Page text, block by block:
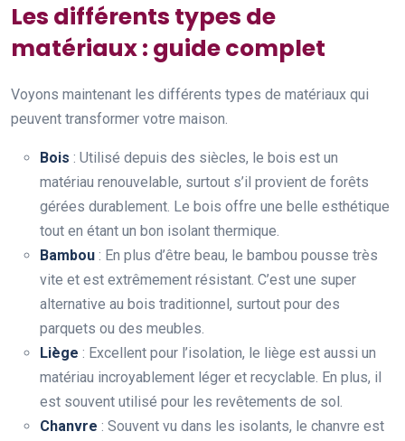
Les différents types de
matériaux : guide complet
Voyons maintenant les différents types de matériaux qui
peuvent transformer votre maison.
Bois : Utilisé depuis des siècles, le bois est un
matériau renouvelable, surtout s’il provient de forêts
gérées durablement. Le bois offre une belle esthétique
tout en étant un bon isolant thermique.
Bambou : En plus d’être beau, le bambou pousse très
vite et est extrêmement résistant. C’est une super
alternative au bois traditionnel, surtout pour des
parquets ou des meubles.
Liège : Excellent pour l’isolation, le liège est aussi un
matériau incroyablement léger et recyclable. En plus, il
est souvent utilisé pour les revêtements de sol.
Chanvre : Souvent vu dans les isolants, le chanvre est